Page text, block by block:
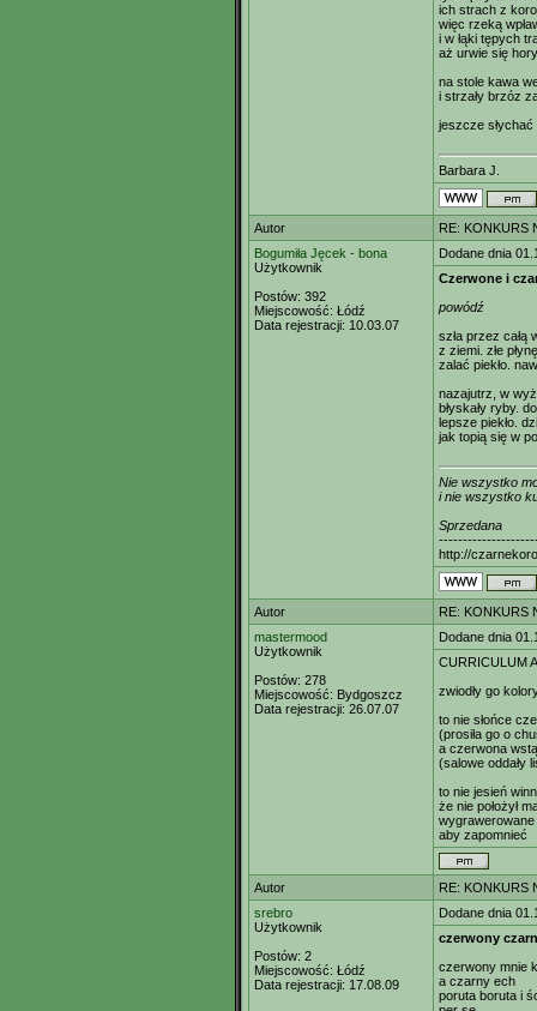
ich strach z
więc rzeką
i w łąki tępych
aż urwie się
na stole kawa
i strzały brzóz
jeszcze słychać
Barbara J.
Autor
RE: KONKURS
Bogumiła Jęcek - bona
Użytkownik
Postów: 392
Miejscowość: Łódź
Data rejestracji: 10.03.07
Dodane dnia
Czerwone i
powódź
szła przez całą
z ziemi. złe
zalać piekło.
nazajutrz, w
błyskały ryby.
lepsze piekło.
jak topią się w
Nie wszystko
i nie wszystko
Sprzedana
http://
Autor
RE: KONKURS
mastermood
Użytkownik
Postów: 278
Miejscowość: Bydgoszcz
Data rejestracji: 26.07.07
Dodane dnia
CURRICULUM
zwiodły go
to nie słońce
(prosiła go o
a czerwona
(salowe oddały
to nie jesień
że nie położył
aby zapomnieć
Autor
RE: KONKURS
srebro
Użytkownik
Postów: 2
Miejscowość: Łódź
Data rejestracji: 17.08.09
Dodane dnia
czerwony
czerwony mnie
a czarny ech
poruta boruta i